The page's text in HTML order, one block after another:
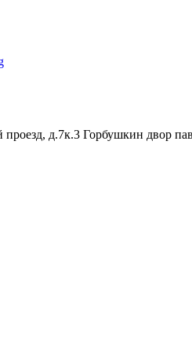
проезд, д.7к.3 Горбушкин двор